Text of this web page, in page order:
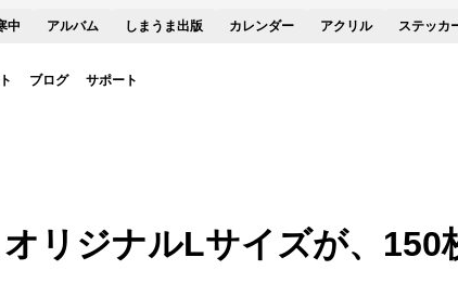
中 アルバム しまうま出版 カレンダー アクリル ステッカ
ブログ サポート
リジナルLサイズが、150